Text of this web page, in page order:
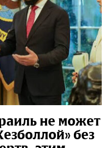
не может
без